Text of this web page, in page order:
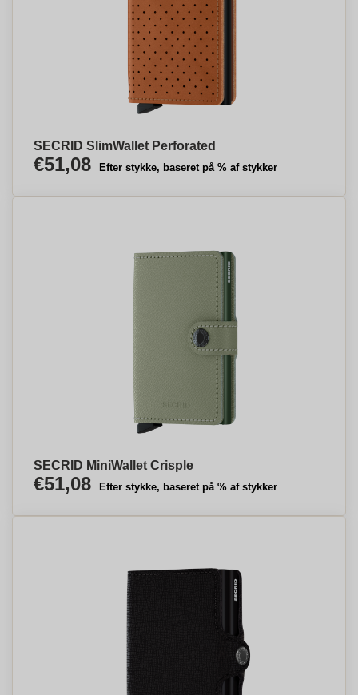
SECRID SlimWallet Perforated
€51,08 Efter stykke, baseret på % af stykker
SECRID MiniWallet Crisple
€51,08 Efter stykke, baseret på % af stykker